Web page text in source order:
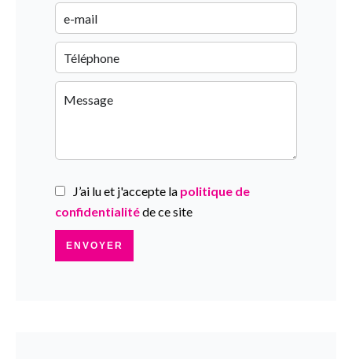
J’ai lu et j'accepte la politique de
confidentialitéde ce site
ENVOYER